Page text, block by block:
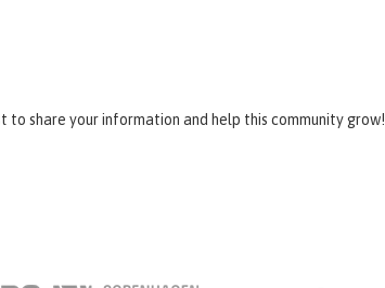
to share your information and help this community grow!